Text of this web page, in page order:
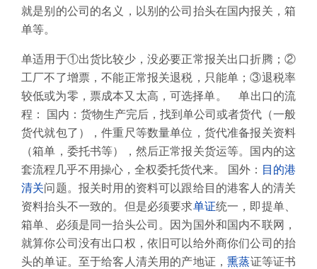
就是别的公司的名义，以别的公司抬头在国内报关，箱
单等。
单适用于①出货比较少，没必要正常报关出口折腾；②
工厂不了增票，不能正常报关退税，只能单；③退税率
较低或为零，票成本又太高，可选择单。 单出口的流
程： 国内：货物生产完后，找到单公司或者货代（一般
货代就包了），件重尺等数量单位，货代准备报关资料
（箱单，委托书等），然后正常报关货运等。国内的这
套流程几乎不用操心，全权委托货代来。 国外： 目的港
清关问题。报关时用的资料可以跟给目的港客人的清关
资料抬头不一致的。但是必须要求单证统一，即提单、
箱单、必须是同一抬头公司。因为国外和国内不联网，
就算你公司没有出口权，依旧可以给外商你们公司的抬
头的单证。至于给客人清关用的产地证，熏蒸证等证书